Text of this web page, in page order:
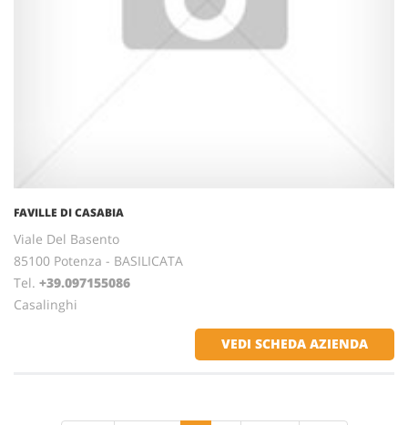
FAVILLE DI CASABIA
Viale Del Basento
85100 Potenza - BASILICATA
Tel. +39.097155086
Casalinghi
VEDI SCHEDA AZIENDA